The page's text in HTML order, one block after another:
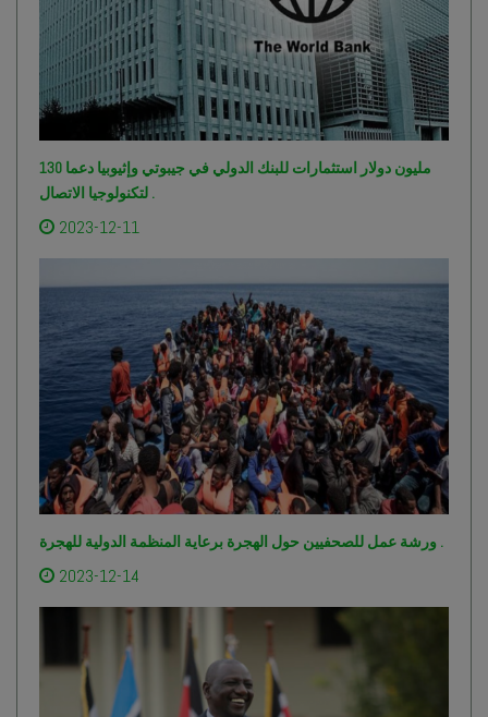
130 مليون دولار استثمارات للبنك الدولي في جيبوتي وإثيوبيا دعما
لتكنولوجيا الاتصال .
2023-12-11
ورشة عمل للصحفيين حول الهجرة برعاية المنظمة الدولية للهجرة .
2023-12-14